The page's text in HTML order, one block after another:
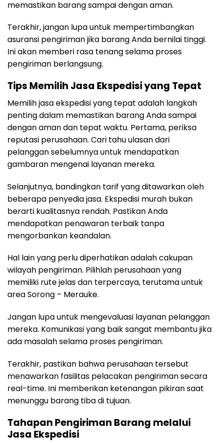
memastikan barang sampai dengan aman.
Terakhir, jangan lupa untuk mempertimbangkan
asuransi pengiriman jika barang Anda bernilai tinggi.
Ini akan memberi rasa tenang selama proses
pengiriman berlangsung.
Tips Memilih Jasa Ekspedisi yang Tepat
Memilih jasa ekspedisi yang tepat adalah langkah
penting dalam memastikan barang Anda sampai
dengan aman dan tepat waktu. Pertama, periksa
reputasi perusahaan. Cari tahu ulasan dari
pelanggan sebelumnya untuk mendapatkan
gambaran mengenai layanan mereka.
Selanjutnya, bandingkan tarif yang ditawarkan oleh
beberapa penyedia jasa. Ekspedisi murah bukan
berarti kualitasnya rendah. Pastikan Anda
mendapatkan penawaran terbaik tanpa
mengorbankan keandalan.
Hal lain yang perlu diperhatikan adalah cakupan
wilayah pengiriman. Pilihlah perusahaan yang
memiliki rute jelas dan terpercaya, terutama untuk
area Sorong – Merauke.
Jangan lupa untuk mengevaluasi layanan pelanggan
mereka. Komunikasi yang baik sangat membantu jika
ada masalah selama proses pengiriman.
Terakhir, pastikan bahwa perusahaan tersebut
menawarkan fasilitas pelacakan pengiriman secara
real-time. Ini memberikan ketenangan pikiran saat
menunggu barang tiba di tujuan.
Tahapan Pengiriman Barang melalui
Jasa Ekspedisi